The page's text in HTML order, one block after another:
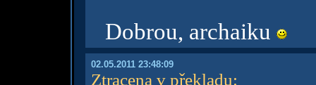
Dobrou, archaiku
02.05.2011 23:48:09
Ztracena v překladu: